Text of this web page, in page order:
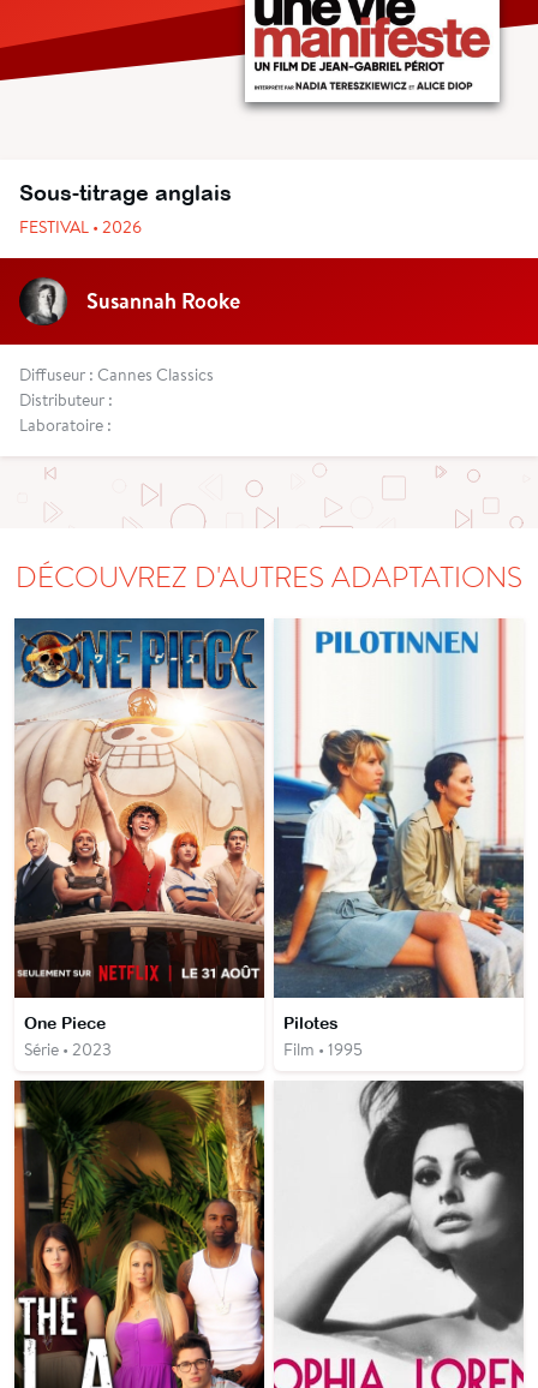
Sous-titrage anglais
FESTIVAL • 2026
Susannah Rooke
Diffuseur : Cannes Classics
Distributeur :
Laboratoire :
DÉCOUVREZ D'AUTRES ADAPTATIONS
One Piece
Série • 2023
Pilotes
Film • 1995